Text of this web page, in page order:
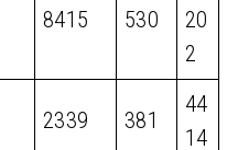
8415 530
20
2
2339 381
44
14